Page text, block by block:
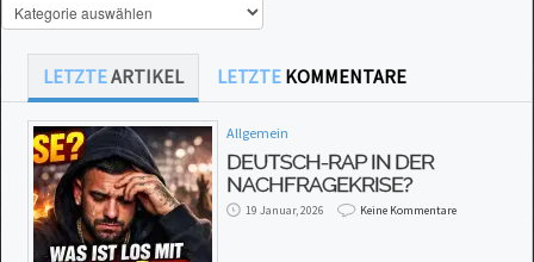
LETZTEARTIKEL LETZTE KOMMENTARE
Allgemein
DEUTSCH-RAP IN DER
NACHFRAGEKRISE?
19 Januar, 2026 Keine Kommentare